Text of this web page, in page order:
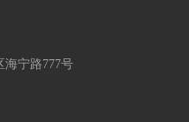
海宁路777号